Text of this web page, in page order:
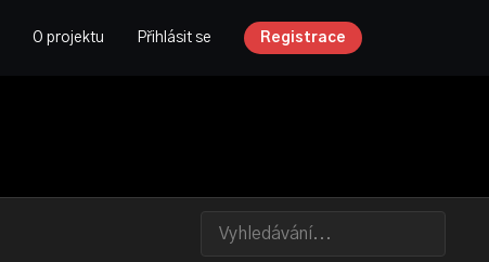
O projektu Přihlásit se Registrace